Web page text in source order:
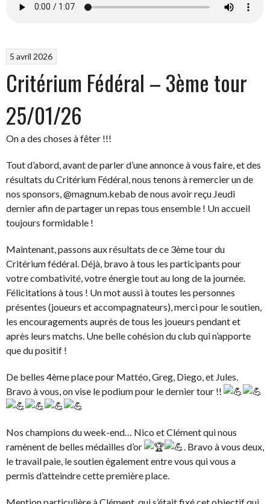
5 avril 2026
Critérium Fédéral – 3ème tour
25/01/26
On a des choses à fêter !!!
Tout d’abord, avant de parler d’une annonce à vous faire, et des
résultats du Critérium Fédéral, nous tenons à remercier un de
nos sponsors, @magnum.kebab de nous avoir reçu Jeudi
dernier afin de partager un repas tous ensemble ! Un accueil
toujours formidable !
Maintenant, passons aux résultats de ce 3ème tour du
Critérium fédéral. Déjà, bravo à tous les participants pour
votre combativité, votre énergie tout au long de la journée.
Félicitations à tous ! Un mot aussi à toutes les personnes
présentes (joueurs et accompagnateurs), merci pour le soutien,
les encouragements auprès de tous les joueurs pendant et
après leurs matchs. Une belle cohésion du club qui n’apporte
que du positif !
De belles 4ème place pour Mattéo, Greg, Diego, et Jules.
Bravo à vous, on vise le podium pour le dernier tour !!
Nos champions du week-end… Nico et Clément qui nous
ramènent de belles médailles d’or
. Bravo à vous deux,
le travail paie, le soutien également entre vous qui vous a
permis d’atteindre cette première place.